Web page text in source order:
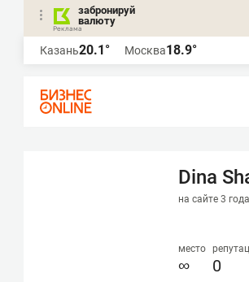
забронируй
валюту
Казань20.1° Москва18.9°
Dina
на сайте 3
место
∞ 0